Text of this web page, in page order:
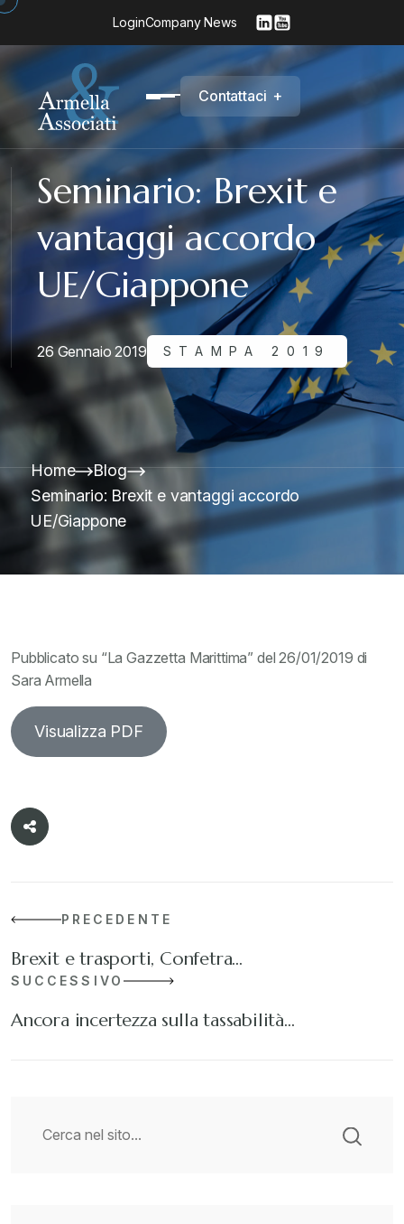
LoginCompany News
Contattaci +
Seminario: Brexit e
vantaggi accordo
UE/Giappone
26 Gennaio 2019 STAMPA 2019
Home
Blog
Seminario: Brexit e vantaggi accordo
UE/Giappone
Pubblicato su “La Gazzetta Marittima” del 26/01/2019 di
Sara Armella
Visualizza PDF
PRECEDENTE
Brexit e trasporti, Confetra…
SUCCESSIVO
Ancora incertezza sulla tassabilità…